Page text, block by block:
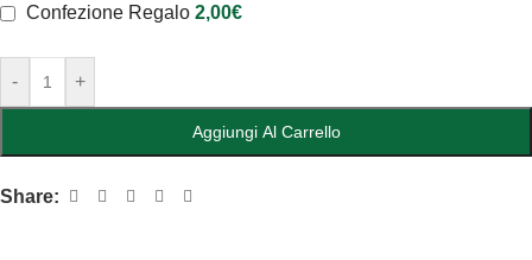
- +
Aggiungi Al Carrello
Confezione Regalo 2,00€
Share: